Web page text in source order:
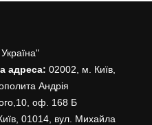
адреса: 02002, м. Київ,
Андрія
оф. 168 Б
01014, вул. Михайла